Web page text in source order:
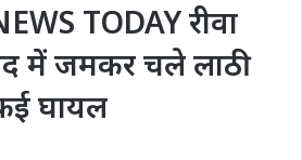
TODAY रीवा
में जमकर चले लाठी
घायल